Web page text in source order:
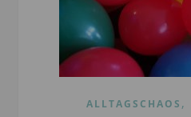
ALLTAGSCHAOS ,